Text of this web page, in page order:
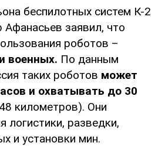
беспилотных систем К-2
заявил, что
роботов –
военных. По данным
таких роботов может
и охватывать до 30
километров). Они
логистики, разведки,
и установки мин.